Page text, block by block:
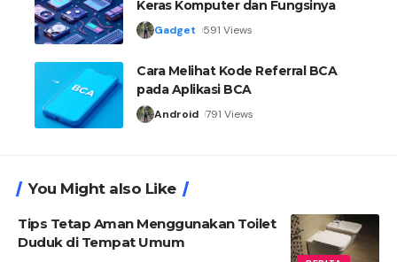
Keras Komputer dan Fungsinya
Gadget 591 Views
Cara Melihat Kode Referral BCA
pada Aplikasi BCA
Android 791 Views
You Might also Like
Tips Tetap Aman Menggunakan Toilet
Duduk di Tempat Umum